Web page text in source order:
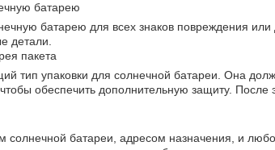
батарею
батарею для всех знаков повреждения
детали.
пакета
тип упаковки для солнечной батареи. Она
обеспечить дополнительную защиту. После
солнечной батареи, адресом назначения, и